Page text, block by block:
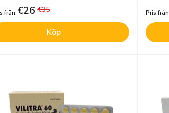
från €26 €35
Köp
Pris från